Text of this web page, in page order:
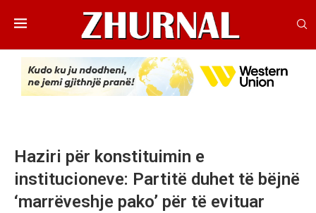
Haziri për konstituimin e
institucioneve: Partitë duhet të bëjnë
‘marrëveshje pako’ për të evituar